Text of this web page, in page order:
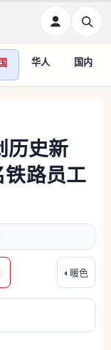
华人 国内
历史新
路员工
◐ 暖色